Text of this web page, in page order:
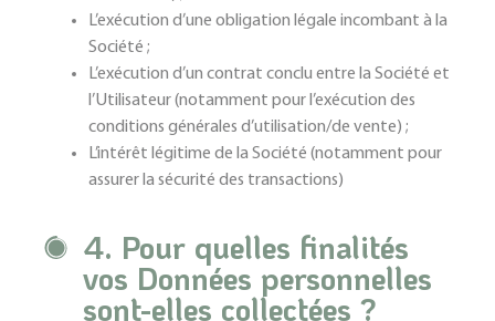
L’exécution d’une obligation légale incombant à la
Société ;
L’exécution d’un contrat conclu entre la Société et
l’Utilisateur (notamment pour l’exécution des
conditions générales d’utilisation/de vente) ;
L’intérêt légitime de la Société (notamment pour
assurer la sécurité des transactions)
4. Pour quelles finalités
vos Données personnelles
sont-elles collectées ?